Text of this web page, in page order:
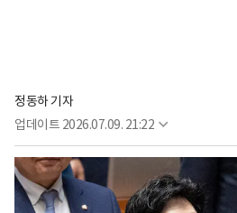
정동하 기자
업데이트 2026.07.09. 21:22